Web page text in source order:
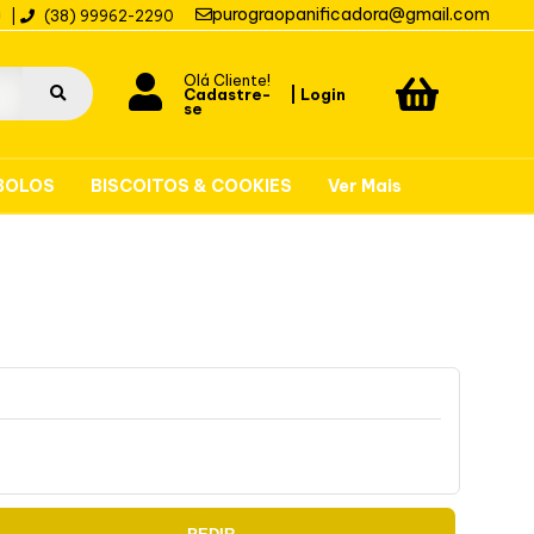
(38) 99962-2290 purograopanificadora@gmail.com
Olá Cliente!
Cadastre-
se
Login
BISCOITOS & COOKIES Ver Mais